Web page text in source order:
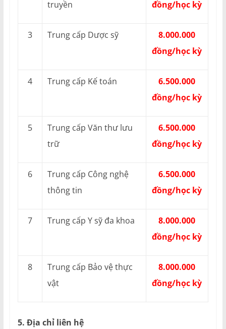
truyền đồng/học kỳ
3 Trung cấp Dược sỹ
8.000.000
đồng/học kỳ
4 Trung cấp Kế toán
6.500.000
đồng/học kỳ
5
Trung cấp Văn thư lưu
trữ
6.500.000
đồng/học kỳ
6
Trung cấp Công nghệ
thông tin
6.500.000
đồng/học kỳ
7 Trung cấp Y sỹ đa khoa
8.000.000
đồng/học kỳ
8
Trung cấp Bảo vệ thực
vật
8.000.000
đồng/học kỳ
5. Địa chỉ liên hệ